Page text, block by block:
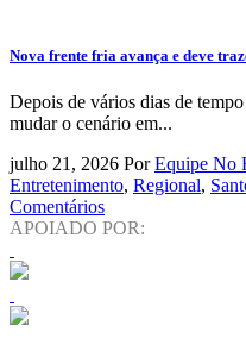
Nova frente fria avança e deve
Depois de vários dias de
mudar o cenário em...
julho 21, 2026 Por Equipe No
Entretenimento, Regional,
Comentários
APOIADO POR: